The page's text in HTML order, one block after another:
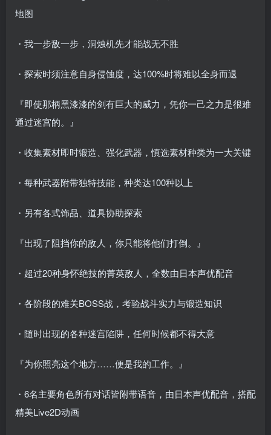
地图
・我一步敌一步，洞烛机先才能战无不胜
・探索时须注意自身侵蚀度，达100%时将难以全身而退
『即使那柄黑漆漆的剑有巨大的威力，凭你一己之力是很难
通过迷宫的。』
・收集素材即时锻造、强化武器，慎选素材种类为一大关键
・每种武器附带独特技能，种类达100种以上
・另有各式饰品、道具协助探索
『出现了阻挡你的敌人，你只能将他们打倒。』
・超过20种身怀绝技的菁英敌人，全数由日本声优配音
・各阶段的难关BOSS战，考验战斗实力与锻造知识
・随时出现的各种迷宫陷阱，任何时候都不得大意
『为你照亮这个地方……便是我的工作。』
・6名主要角色所有对话皆附带语音，由日本声优配音，搭配
精美Live2D动画